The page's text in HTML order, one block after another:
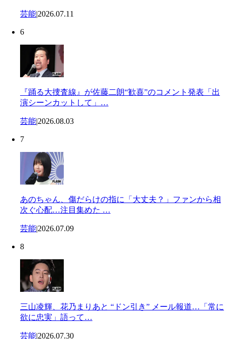
芸能|2026.07.11
6
『踊る大捜査線』が佐藤二朗“歓喜”のコメント発表「出
演シーンカットして」…
芸能|2026.08.03
7
あのちゃん、傷だらけの指に「大丈夫？」ファンから相
次ぐ心配…注目集めた …
芸能|2026.07.09
8
三山凌輝、花乃まりあと “ドン引き” メール報道…「常に
欲に忠実」語って…
芸能|2026.07.30